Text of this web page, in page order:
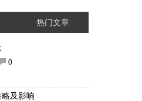
热门文章
0
及影响